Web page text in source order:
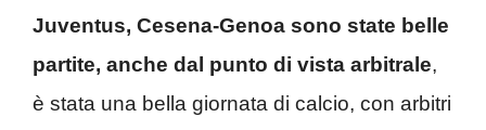
Juventus, Cesena-Genoa sono state belle
partite, anche dal punto di vista arbitrale,
è stata una bella giornata di calcio, con arbitri